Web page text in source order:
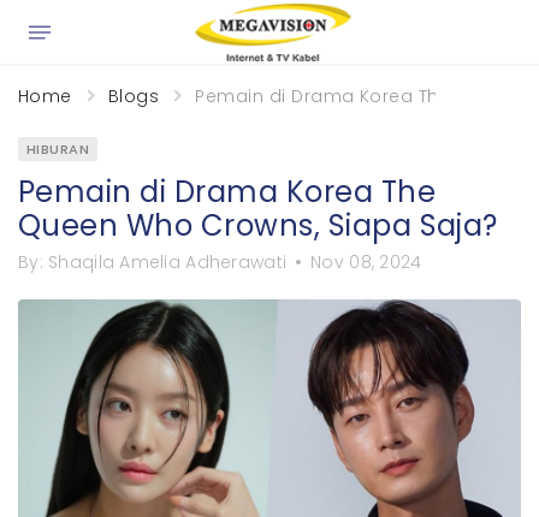
Home Blogs Pemain di Drama Korea The Queen
HIBURAN
Pemain di Drama Korea The
Queen Who Crowns, Siapa Saja?
By: Shaqila Amelia Adherawati Nov 08, 2024